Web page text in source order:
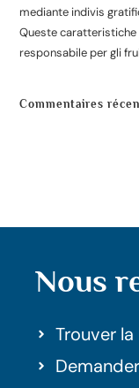
mediante indivis
Queste caratteristiche
responsabile per gli
Commentaires
Nous
Trouver